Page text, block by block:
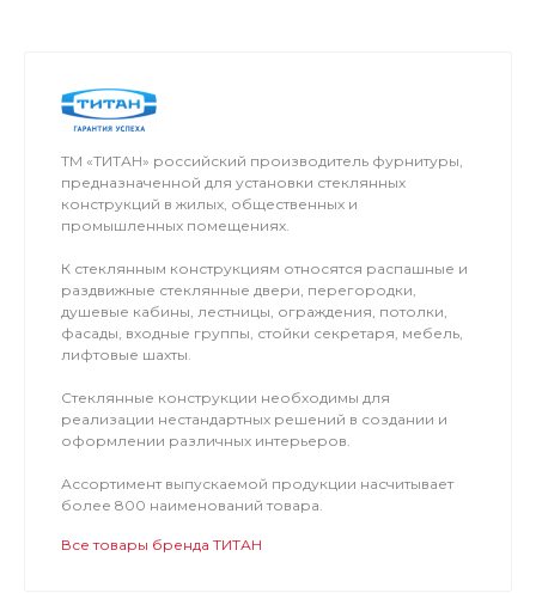
ТМ «ТИТАН» российский производитель фурнитуры,
предназначенной для установки стеклянных
конструкций в жилых, общественных и
промышленных помещениях.
К стеклянным конструкциям относятся распашные и
раздвижные стеклянные двери, перегородки,
душевые кабины, лестницы, ограждения, потолки,
фасады, входные группы, стойки секретаря, мебель,
лифтовые шахты.
Стеклянные конструкции необходимы для
реализации нестандартных решений в создании и
оформлении различных интерьеров.
Ассортимент выпускаемой продукции насчитывает
более 800 наименований товара.
Все товары бренда ТИТАН